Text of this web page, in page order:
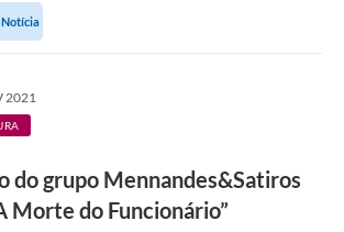
Notícia
2021
do grupo Mennandes&Satiros
Morte do Funcionário”